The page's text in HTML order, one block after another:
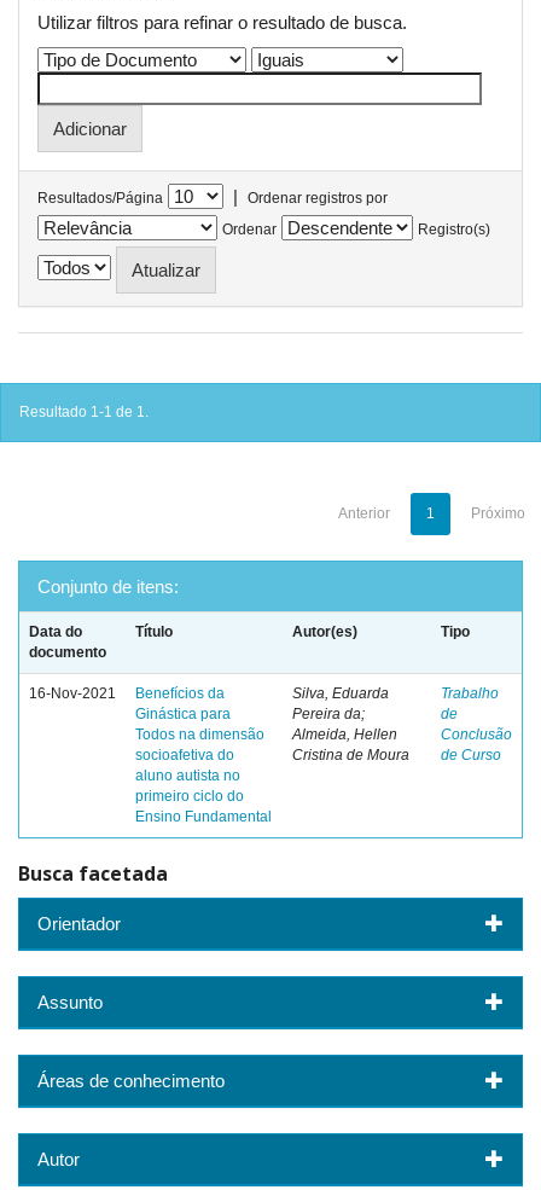
Utilizar filtros para refinar o resultado de busca.
Resultados/Página |
Ordenar registros por
Ordenar
Registro(s)
Resultado 1-1 de 1.
Anterior 1 Próximo
Conjunto de itens:
Data do
documento
Título Autor(es) Tipo
16-Nov-2021
Benefícios da
Ginástica para
Todos na dimensão
socioafetiva do
aluno autista no
primeiro ciclo do
Ensino Fundamental
Silva, Eduarda
Pereira da;
Almeida, Hellen
Cristina de Moura
Trabalho
de
Conclusão
de Curso
Busca facetada
Orientador
Assunto
Áreas de conhecimento
Autor